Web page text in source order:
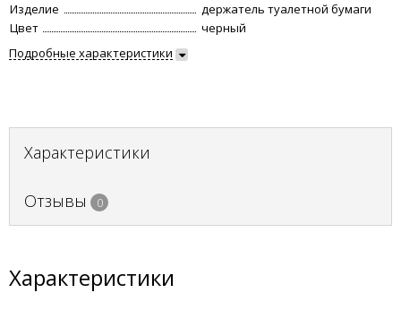
Изделие
держатель туалетной бумаги
Цвет
черный
Подробные характеристики
Характеристики
Отзывы 0
Характеристики